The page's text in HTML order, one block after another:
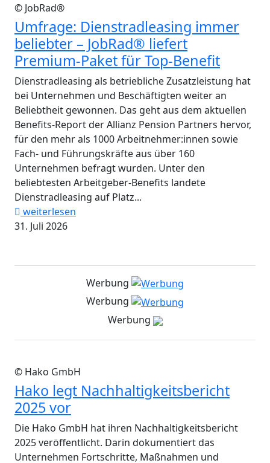
© JobRad®
Umfrage: Dienstradleasing immer
beliebter – JobRad® liefert
Premium-Paket für Top-Benefit
Dienstradleasing als betriebliche Zusatzleistung hat
bei Unternehmen und Beschäftigten weiter an
Beliebtheit gewonnen. Das geht aus dem aktuellen
Benefits-Report der Allianz Pension Partners hervor,
für den mehr als 1000 Arbeitnehmer:innen sowie
Fach- und Führungskräfte aus über 160
Unternehmen befragt wurden. Unter den
beliebtesten Arbeitgeber-Benefits landete
Dienstradleasing auf Platz...
weiterlesen
31. Juli 2026
Werbung
Werbung
Werbung
© Hako GmbH
Hako legt Nachhaltigkeitsbericht
2025 vor
Die Hako GmbH hat ihren Nachhaltigkeitsbericht
2025 veröffentlicht. Darin dokumentiert das
Unternehmen Fortschritte, Maßnahmen und